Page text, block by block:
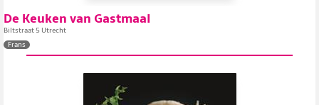
De Keuken van Gastmaal
Biltstraat 5 Utrecht
Frans